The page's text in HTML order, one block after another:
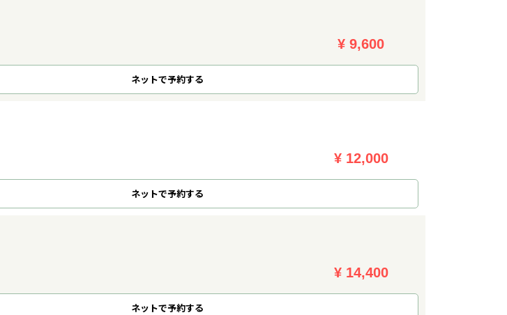
¥ 9,600
ネットで予約する
¥ 12,000
ネットで予約する
¥ 14,400
ネットで予約する